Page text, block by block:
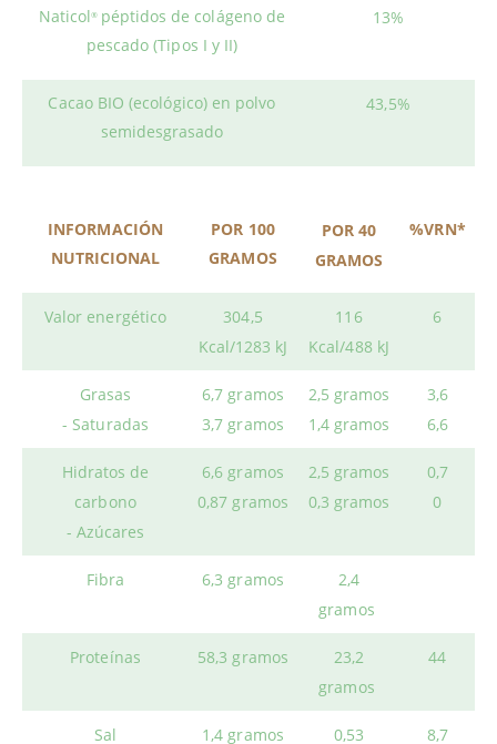
Naticol® péptidos de colágeno de
pescado (Tipos I y II)
13%
Cacao BIO (ecológico) en polvo
semidesgrasado
43,5%
INFORMACIÓN
NUTRICIONAL
POR 100
GRAMOS
POR 40
GRAMOS
%VRN*
Valor energético
304,5
Kcal/1283 kJ
116
Kcal/488 kJ
6
Grasas
- Saturadas
6,7 gramos
3,7 gramos
2,5 gramos
1,4 gramos
3,6
6,6
Hidratos de
carbono
- Azúcares
6,6 gramos
0,87 gramos
2,5 gramos
0,3 gramos
0,7
0
Fibra 6,3 gramos
2,4
gramos
Proteínas 58,3 gramos
23,2
gramos
44
Sal 1,4 gramos 0,53 8,7